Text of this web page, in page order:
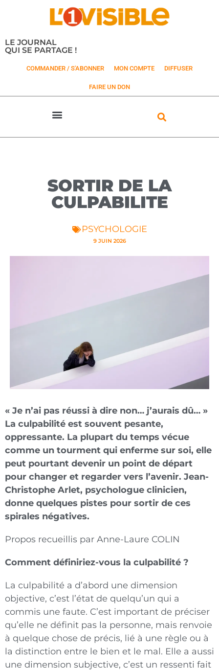
LE JOURNAL
QUI SE PARTAGE !
COMMANDER / S'ABONNER MON COMPTE DIFFUSER
FAIRE UN DON
SORTIR DE LA
CULPABILITE
PSYCHOLOGIE
9 JUIN 2026
« Je n’ai pas réussi à dire non… j’aurais dû… »
La culpabilité est souvent pesante,
oppressante. La plupart du temps vécue
comme un tourment qui enferme sur soi, elle
peut pourtant devenir un point de départ
pour changer et regarder vers l’avenir. Jean-
Christophe Arlet, psychologue clinicien,
donne quelques pistes pour sortir de ces
spirales négatives.
Propos recueillis par Anne-Laure COLIN
Comment définiriez-vous la culpabilité ?
La culpabilité a d’abord une dimension
objective, c’est l’état de quelqu’un qui a
commis une faute. C’est important de préciser
qu’elle ne définit pas la personne, mais renvoie
à quelque chose de précis, lié à une règle ou à
la distinction entre le bien et le mal. Elle a aussi
une dimension subjective, c’est un ressenti fait